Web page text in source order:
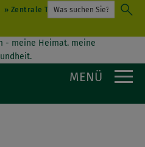
Zentrale Terminvergabe
MENÜ